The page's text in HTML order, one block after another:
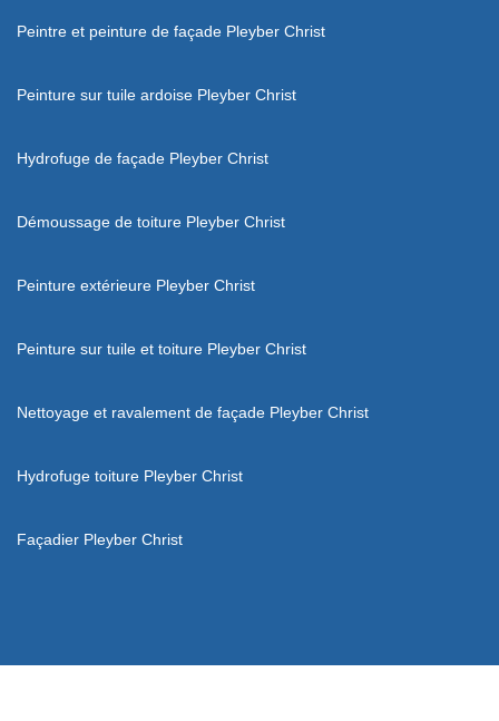
Peintre et peinture de façade Pleyber Christ
Peinture sur tuile ardoise Pleyber Christ
Hydrofuge de façade Pleyber Christ
Démoussage de toiture Pleyber Christ
Peinture extérieure Pleyber Christ
Peinture sur tuile et toiture Pleyber Christ
Nettoyage et ravalement de façade Pleyber Christ
Hydrofuge toiture Pleyber Christ
Façadier Pleyber Christ